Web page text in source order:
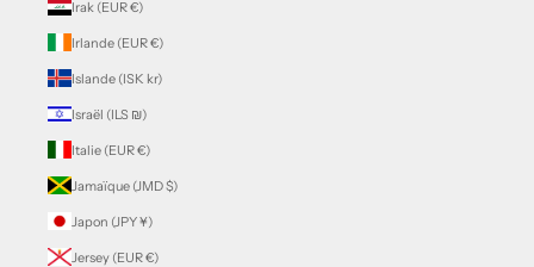
Irak (EUR €)
Irlande (EUR €)
Islande (ISK kr)
Israël (ILS ₪)
Italie (EUR €)
Jamaïque (JMD $)
Japon (JPY ¥)
Jersey (EUR €)